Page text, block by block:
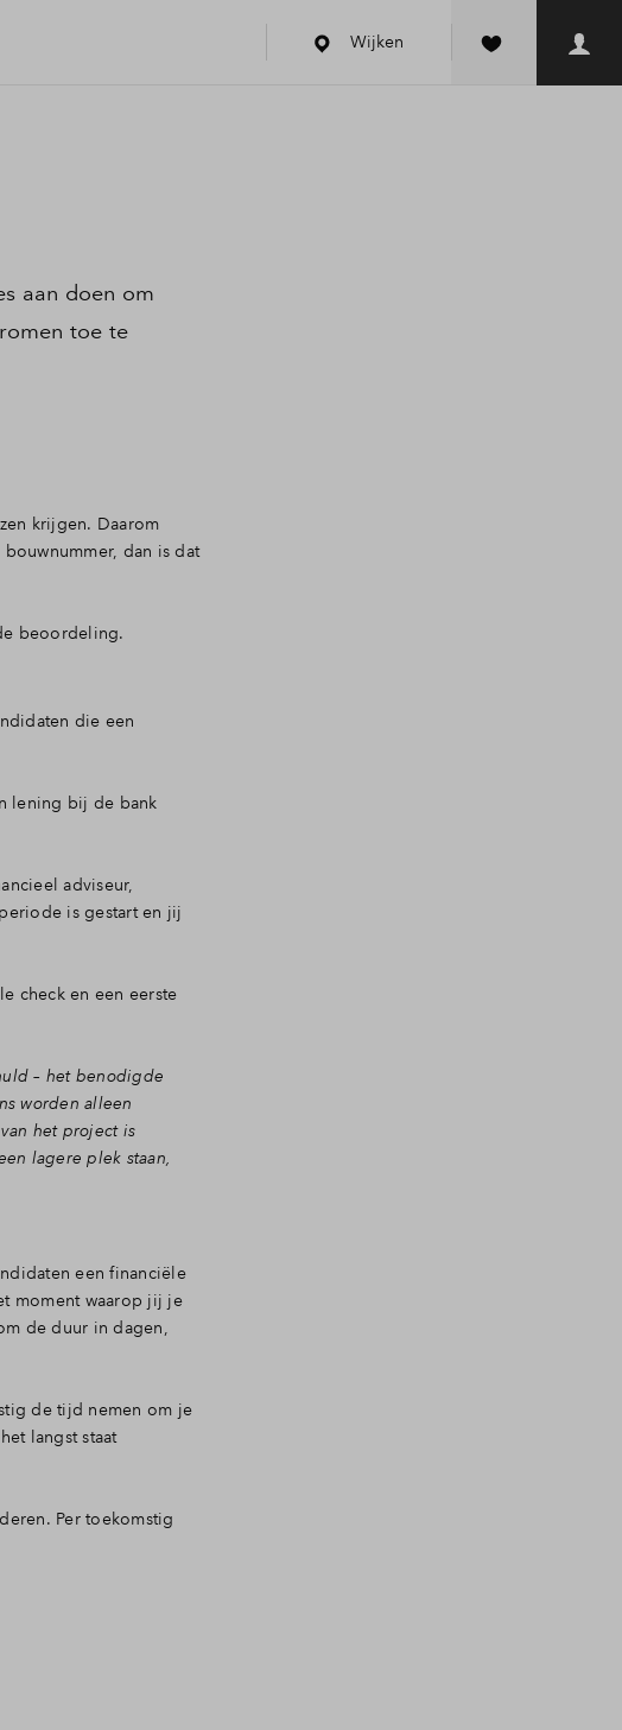
Wijken
aan doen om
toe te
krijgen. Daarom
dan is dat
beoordeling.
die een
lening bij de bank
adviseur,
is gestart en jij
check en een eerste
– het benodigde
worden alleen
het project is
lagere plek staan,
een financiële
moment waarop jij je
de duur in dagen,
de tijd nemen om je
langst staat
Per toekomstig